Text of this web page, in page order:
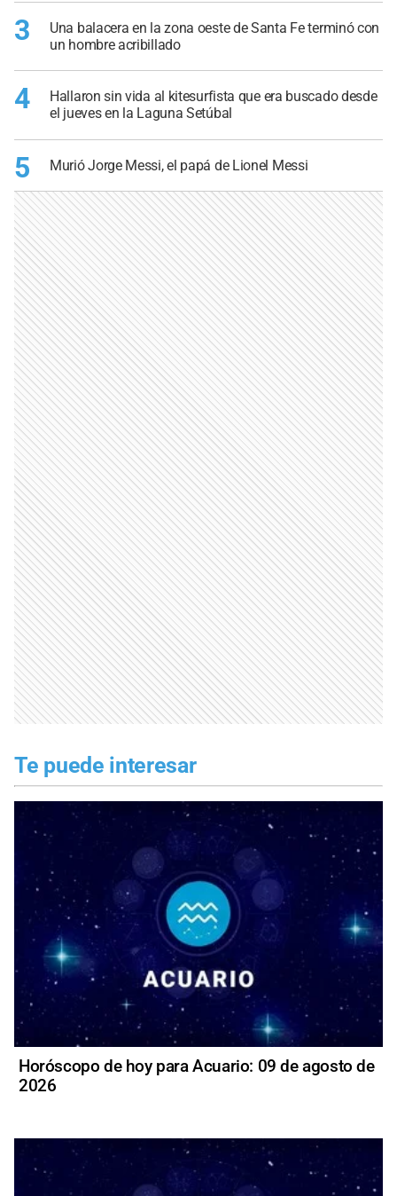
3
Una balacera en la zona oeste de Santa Fe terminó con
un hombre acribillado
4
Hallaron sin vida al kitesurfista que era buscado desde
el jueves en la Laguna Setúbal
5 Murió Jorge Messi, el papá de Lionel Messi
Te puede interesar
Horóscopo de hoy para Acuario: 09 de agosto de
2026